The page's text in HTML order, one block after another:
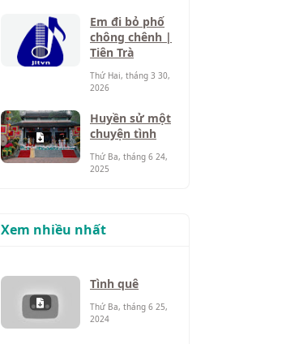
Em đi bỏ phố
chông chênh |
Tiên Trà
Thứ Hai, tháng 3 30,
2026
Huyền sử một
chuyện tình
Thứ Ba, tháng 6 24,
2025
Xem nhiều nhất
Tình quê
Thứ Ba, tháng 6 25,
2024